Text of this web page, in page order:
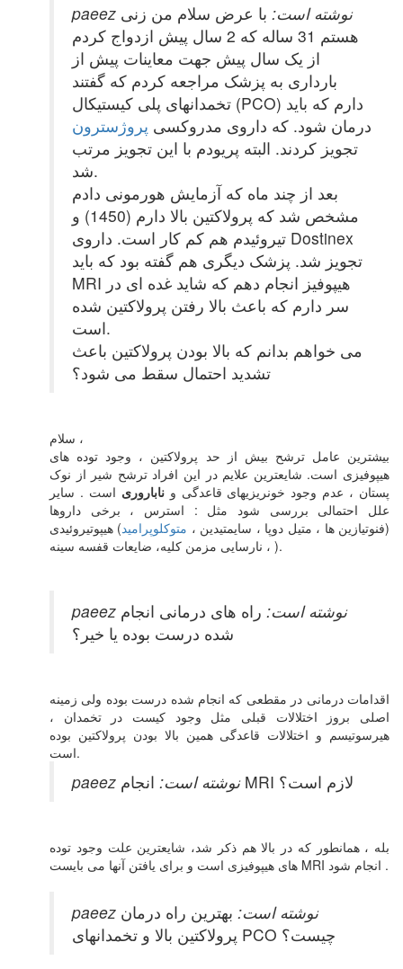
paeez نوشته است: با عرض سلام من زنی
هستم 31 ساله که 2 سال پیش ازدواج کردم
از یک سال پیش جهت معاینات پیش از
بارداری به پزشک مراجعه کردم که گفتند
تخمدانهای پلی کیستیکال (PCO) دارم که باید
درمان شود. که داروی مدروکسی پروژسترون
تجویز کردند. البته پریودم با این تجویز مرتب
شد.
بعد از چند ماه که آزمایش هورمونی دادم
مشخص شد که پرولاکتین بالا دارم (1450) و
تیروئیدم هم کم کار است. داروی Dostinex
تجویز شد. پزشک دیگری هم گفته بود که باید
MRI هیپوفیز انجام دهم که شاید غده ای در
سر دارم که باعث بالا رفتن پرولاکتین شده
است.
می خواهم بدانم که بالا بودن پرولاکتین باعث
تشدید احتمال سقط می شود؟
سلام ،
بیشترین عامل ترشح بیش از حد پرولاکتین ، وجود توده های
هیپوفیزی است. شایعترین علایم در این افراد ترشح شیر از نوک
پستان ، عدم وجود خونریزیهای قاعدگی و ناباروری است . سایر
علل احتمالی بررسی شود مثل : استرس ، برخی داروها
(فنوتیازین ها ، متیل دوپا ، سایمتیدین ، متوکلوپرامید) هیپوتیروئیدی
، نارسایی مزمن کلیه، ضایعات قفسه سینه ).
paeez نوشته است: راه های درمانی انجام
شده درست بوده یا خیر؟
اقدامات درمانی در مقطعی که انجام شده درست بوده ولی زمینه
اصلی بروز اختلالات قبلی مثل وجود کیست در تخمدان ،
هیرسوتیسم و اختلالات قاعدگی همین بالا بودن پرولاکتین بوده
است.
paeez نوشته است: انجام MRI لازم است؟
بله ، همانطور که در بالا هم ذکر شد، شایعترین علت وجود توده
های هیپوفیزی است و برای یافتن آنها می بایست MRI انجام شود .
paeez نوشته است: بهترین راه درمان
پرولاکتین بالا و تخمدانهای PCO چیست؟